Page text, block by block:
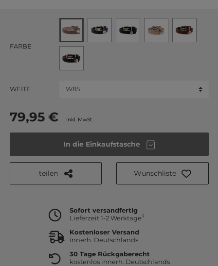
FARBE
WEITE
79,95 € inkl. MwSt.
In die Einkaufstasche
teilen Wunschliste
Sofort versandfertig
Lieferzeit 1-2 Werktage7
Kostenloser Versand
innerh. Deutschlands
30 Tage Rückgaberecht
kostenlos innerh. Deutschlands